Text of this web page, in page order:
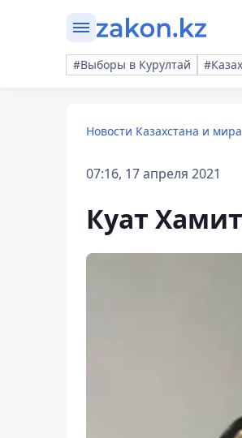
#Выборы в Курултай
Новости Казахстана и
07:16, 17 апреля 2021
Куат